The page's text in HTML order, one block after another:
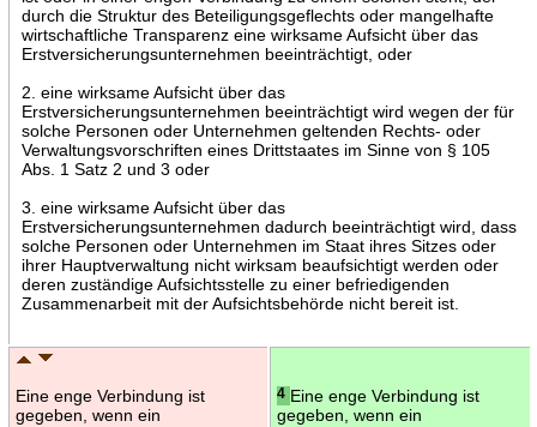
durch die Struktur des Beteiligungsgeflechts oder mangelhafte
wirtschaftliche Transparenz eine wirksame Aufsicht über das
Erstversicherungsunternehmen beeinträchtigt, oder
2. eine wirksame Aufsicht über das
Erstversicherungsunternehmen beeinträchtigt wird wegen der für
solche Personen oder Unternehmen geltenden Rechts- oder
Verwaltungsvorschriften eines Drittstaates im Sinne von § 105
Abs. 1 Satz 2 und 3 oder
3. eine wirksame Aufsicht über das
Erstversicherungsunternehmen dadurch beeinträchtigt wird, dass
solche Personen oder Unternehmen im Staat ihres Sitzes oder
ihrer Hauptverwaltung nicht wirksam beaufsichtigt werden oder
deren zuständige Aufsichtsstelle zu einer befriedigenden
Zusammenarbeit mit der Aufsichtsbehörde nicht bereit ist.
Eine enge Verbindung ist
gegeben, wenn ein
4 Eine enge Verbindung ist
gegeben, wenn ein